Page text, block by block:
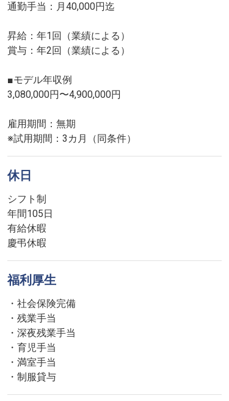
通勤手当：月40,000円迄
昇給：年1回（業績による）
賞与：年2回（業績による）
■モデル年収例
3,080,000円〜4,900,000円
雇用期間：無期
※試用期間：3カ月（同条件）
休日
シフト制
年間105日
有給休暇
慶弔休暇
福利厚生
・社会保険完備
・残業手当
・深夜残業手当
・育児手当
・満室手当
・制服貸与